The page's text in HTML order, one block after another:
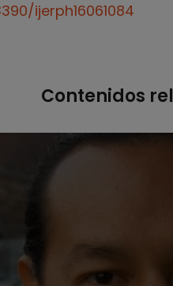
ijerph16061084
Contenidos